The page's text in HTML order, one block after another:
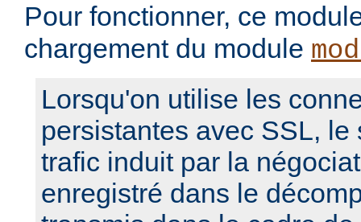
Pour fonctionner, ce
chargement du module
Lorsqu'on utilise les
persistantes avec SSL, le
trafic induit par la
enregistré dans le